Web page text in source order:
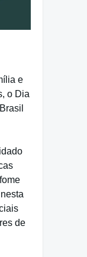
e
o Dia
de